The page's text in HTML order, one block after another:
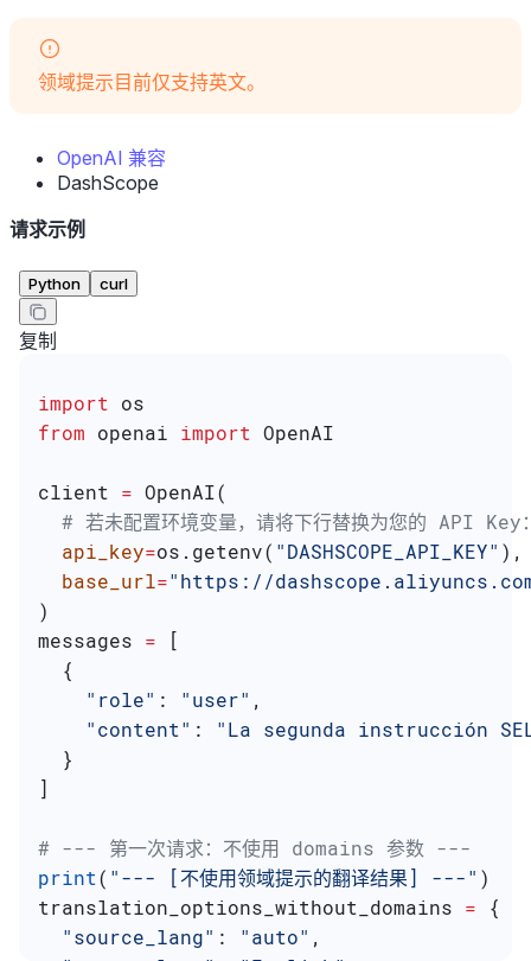
领域提示目前仅支持英文。
OpenAI 兼容
DashScope
请求示例
Python curl
复制
import os
from openai import OpenAI
client = OpenAI(
# 若未配置环境变量，请将下行替换为您的 API
  api_key
=os.getenv( "DASHSCOPE_API_KEY" ),
  base_url
="https://
)
messages = [
  {
    "role"
: "user" ,
    "content"
: "La segunda instrucción
  }
]
# --- 第一次请求：不使用 domains 参数 ---
print( "--- [不使用领域提示的翻译结果] ---" )
translation_options_without_domains = {
  "source_lang"
: "auto" ,